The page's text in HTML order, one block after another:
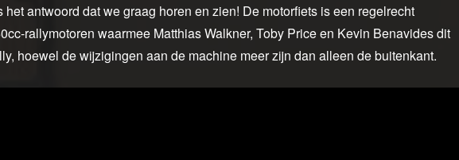
antwoord dat we graag horen en zien! De motorfiets is een regelrecht
rallymotoren waarmee Matthias Walkner, Toby Price en Kevin Benavides dit
hoewel de wijzigingen aan de machine meer zijn dan alleen de buitenkant.